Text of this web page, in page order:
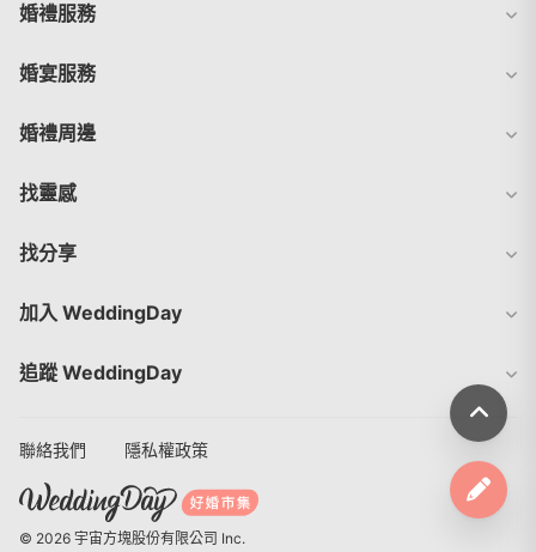
婚禮服務
婚宴服務
婚禮周邊
找靈感
找分享
加入 WeddingDay
追蹤 WeddingDay
聯絡我們 隱私權政策
© 2026 宇宙方塊股份有限公司 Inc.